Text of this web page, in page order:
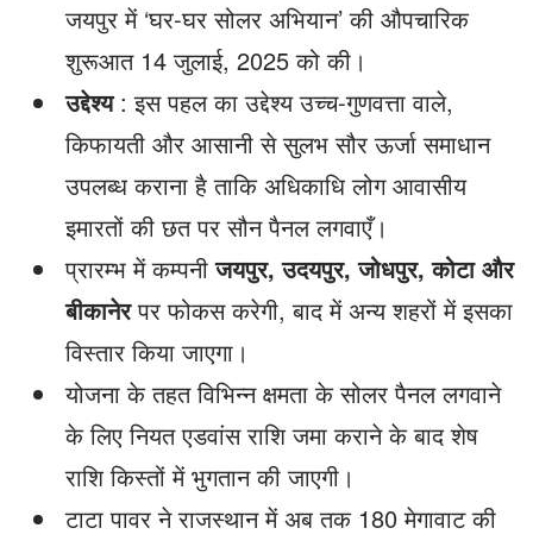
जयपुर में ‘घर-घर सोलर अभियान’ की औपचारिक
शुरूआत 14 जुलाई, 2025 को की।
उद्देश्य: इस पहल का उद्देश्य उच्च-गुणवत्ता वाले,
किफायती और आसानी से सुलभ सौर ऊर्जा समाधान
उपलब्ध कराना है ताकि अधिकाधि लोग आवासीय
इमारतों की छत पर सौन पैनल लगवाएँ।
प्रारम्भ में कम्पनीजयपुर, उदयपुर, जोधपुर, कोटा और
बीकानेरपर फोकस करेगी, बाद में अन्य शहरों में इसका
विस्तार किया जाएगा।
योजना के तहत विभिन्न क्षमता के सोलर पैनल लगवाने
के लिए नियत एडवांस राशि जमा कराने के बाद शेष
राशि किस्तों में भुगतान की जाएगी।
टाटा पावर ने राजस्थान में अब तक 180 मेगावाट की